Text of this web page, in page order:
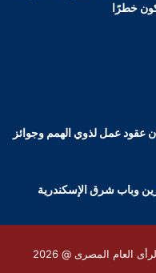
خطرًا
عقود عمل لذوي الهمم وجوائز
وباب شرق الإسكندرية
العام المصرى @ 2026